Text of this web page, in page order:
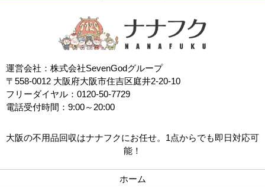
運営会社：株式会社SevenGodグループ
〒558-0012 大阪府大阪市住吉区庭井2-20-10
フリーダイヤル：0120-50-7729
電話受付時間：9:00～20:00
大阪の不用品回収はナナフクにお任せ。1点からでも即日対応可
能！
ホーム